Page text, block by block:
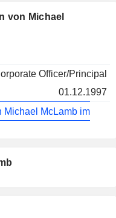
von Michael
Officer/Principal
01.12.1997
Michael McLamb im